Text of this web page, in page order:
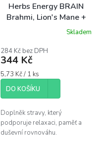
Herbs Energy BRAIN
Brahmi, Lion's Mane +
Ginkgo, 60 kapslíSkladem
284 Kč bez DPH
344 Kč
Měrná
cena:
5,73 Kč / 1 ks
DO KOŠÍKU
Doplněk stravy, který
podporuje relaxaci, paměť a
duševní rovnováhu.